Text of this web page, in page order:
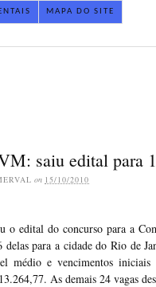
MAPA DO SITE
saiu edital para
on 15/10/2010
o edital do concurso para a
delas para a cidade do Rio de
médio e vencimentos iniciais
As demais 24 vagas